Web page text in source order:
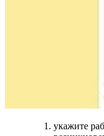
укажите